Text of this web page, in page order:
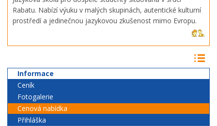
Rabatu. Nabízí výuku v malých skupinách, autentické kulturní
prostředí a jedinečnou jazykovou zkušenost mimo Evropu.
Informace
Ceník
Fotogalerie
Cenová nabídka
Přihláška